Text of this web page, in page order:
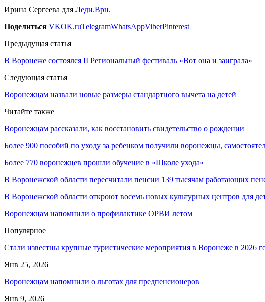
Ирина Сергеева для Леди.Врн.
Поделиться VKOK.ruTelegramWhatsAppViberPinterest
Предыдущая статья
В Воронеже состоялся II Региональный фестиваль «Вот она и заиграла»
Следующая статья
Воронежцам назвали новые размеры стандартного вычета на детей
Читайте также
Воронежцам рассказали, как восстановить свидетельство о рождении
Более 900 пособий по уходу за ребенком получили воронежцы,
Более 770 воронежцев прошли обучение в «Школе ухода»
В Воронежской области пересчитали пенсии 139 тысячам работающих
В Воронежской области откроют восемь новых культурных центров для
Воронежцам напомнили о профилактике ОРВИ летом
Популярное
Стали известны крупные туристические мероприятия в Воронеже в 2026
Янв 25, 2026
Воронежцам напомнили о льготах для предпенсионеров
Янв 9, 2026